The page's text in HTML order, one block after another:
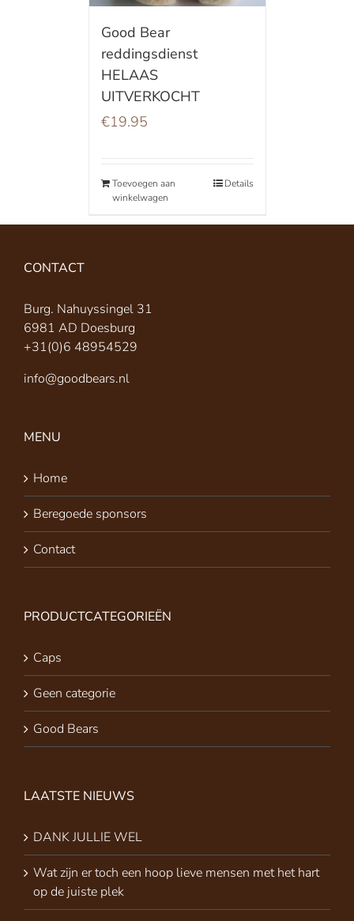
Good Bear
reddingsdienst
HELAAS
UITVERKOCHT
€19.95
Toevoegen aan
winkelwagen
Details
CONTACT
Burg. Nahuyssingel 31
6981 AD Doesburg
+31(0)6 48954529
info@goodbears.nl
MENU
Home
Beregoede sponsors
Contact
PRODUCTCATEGORIEËN
Caps
Geen categorie
Good Bears
LAATSTE NIEUWS
DANK JULLIE WEL
Wat zijn er toch een hoop lieve mensen met het hart
op de juiste plek